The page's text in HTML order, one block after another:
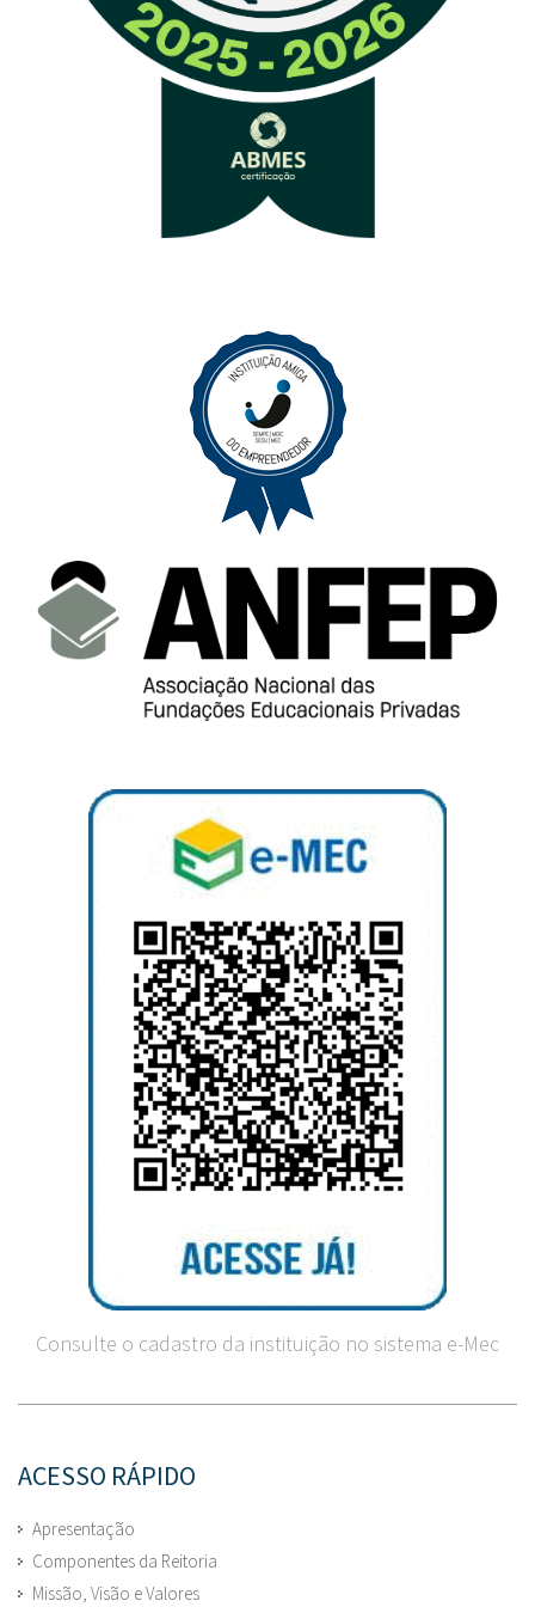
Consulte o cadastro da instituição no sistema e-Mec
ACESSO RÁPIDO
Apresentação
Componentes da Reitoria
Missão, Visão e Valores